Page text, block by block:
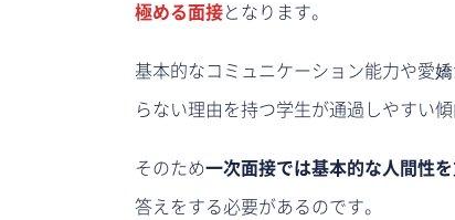
極める面接となります。
基本的なコミュニケーション能力や愛
らない理由を持つ学生が通過しやすい傾
そのため一次面接では基本的な人間性
答えをする必要があるのです。